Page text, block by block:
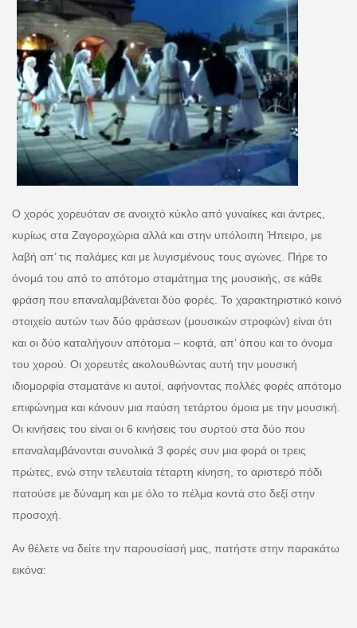
Ο χορός χορευόταν σε ανοιχτό κύκλο από γυναίκες και άντρες,
κυρίως στα Ζαγοροχώρια αλλά και στην υπόλοιπη Ήπειρο, με
λαβή απ’ τις παλάμες και με λυγισμένους τους αγώνες. Πήρε το
όνομά του από το απότομο σταμάτημα της μουσικής, σε κάθε
φράση που επαναλαμβάνεται δύο φορές. Το χαρακτηριστικό κοινό
στοιχείο αυτών των δύο φράσεων (μουσικών στροφών) είναι ότι
και οι δύο καταλήγουν απότομα – κοφτά, απ’ όπου και το όνομα
του χορού. Οι χορευτές ακολουθώντας αυτή την μουσική
ιδιομορφία σταματάνε κι αυτοί, αφήνοντας πολλές φορές απότομο
επιφώνημα και κάνουν μια παύση τετάρτου όμοια με την μουσική.
Οι κινήσεις του είναι οι 6 κινήσεις του συρτού στα δύο που
επαναλαμβάνονται συνολικά 3 φορές συν μια φορά οι τρεις
πρώτες, ενώ στην τελευταία τέταρτη κίνηση, το αριστερό πόδι
πατούσε με δύναμη και με όλο το πέλμα κοντά στο δεξί στην
προσοχή.
Αν θέλετε να δείτε την παρουσίασή μας, πατήστε στην παρακάτω
εικόνα: